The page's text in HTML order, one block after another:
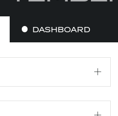
DASHBOARD